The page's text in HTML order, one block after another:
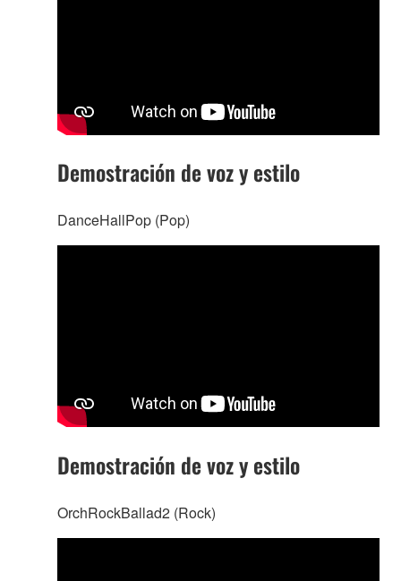
Demostración de voz y estilo
DanceHallPop (Pop)
Demostración de voz y estilo
OrchRockBallad2 (Rock)